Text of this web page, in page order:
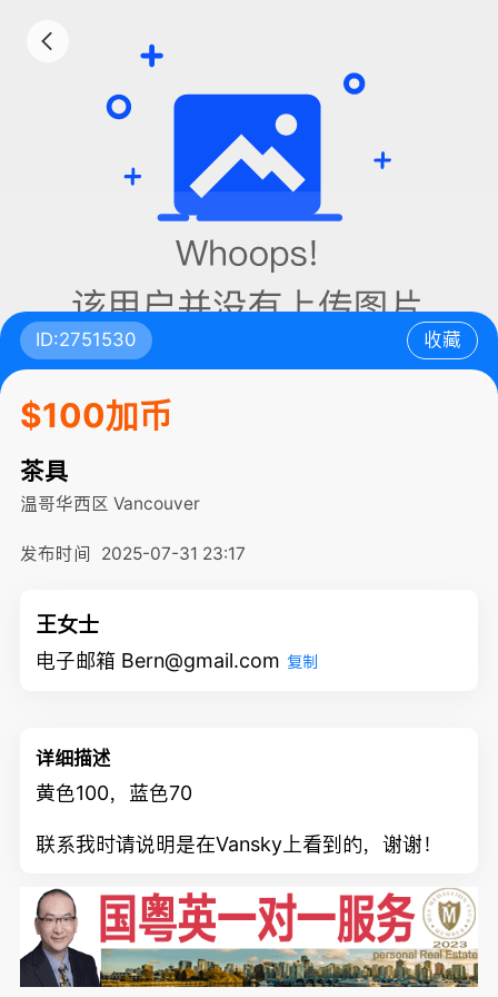
ID:2751530 收藏
$100加币
茶具
温哥华西区 Vancouver
发布时间 2025-07-31 23:17
王女士
电子邮箱 Bern@gmail.com 复制
详细描述
黄色100，蓝色70
联系我时请说明是在Vansky上看到的，谢谢！